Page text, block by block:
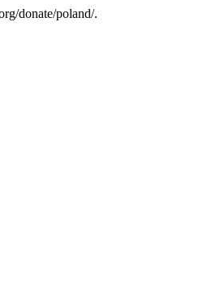
donate/poland/.